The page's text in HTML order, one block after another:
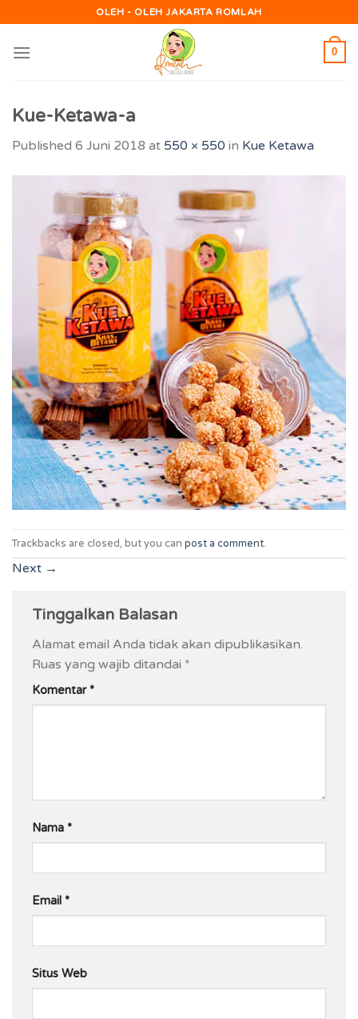
to
content
OLEH - OLEH JAKARTA ROMLAH
0
Kue-Ketawa-a
Published 6 Juni 2018 at 550 × 550 in Kue Ketawa
Trackbacks are closed, but you can post a comment.
Next →
Tinggalkan Balasan
Alamat email Anda tidak akan dipublikasikan.
Ruas yang wajib ditandai *
Komentar *
Nama *
Email *
Situs Web